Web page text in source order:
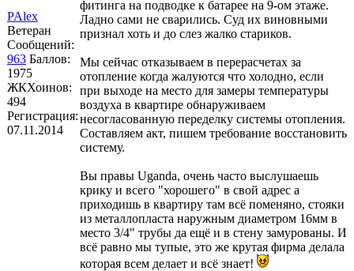
PAlex
Ветеран
Сообщений:
963 Баллов:
1975
ЖКХоинов:
494
Регистрация:
07.11.2014
фитинга на подводке к батарее на 9-ом этаже.
Ладно сами не сварились. Суд их виновными
признал хоть и до слез жалко стариков.
Мы сейчас отказываем в перерасчетах за
отопление когда жалуются что холодно, если
при выходе на место для замеры температуры
воздуха в квартире обнаруживаем
несогласованную переделку системы отопления.
Составляем акт, пишем требование восстановить
систему.
Вы правы Uganda, очень часто выслушаешь
крику и всего "хорошего" в свой адрес а
приходишь в квартиру там всё поменяно, стояки
из металлопласта наружным диаметром 16мм в
место 3/4" трубы да ещё и в стену замурованы. И
всё равно мы тупые, это же крутая фирма делала
которая всем делает и всё знает!